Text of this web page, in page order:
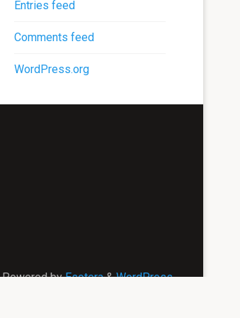
Entries feed
Comments feed
WordPress.org
Powered byEsotera&WordPress.